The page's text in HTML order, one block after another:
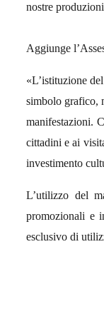
nostre
Aggiunge
«L’istituzione
simbolo grafico,
manifestazioni.
cittadini e ai
investimento
L’utilizzo del
promozionali e
esclusivo di